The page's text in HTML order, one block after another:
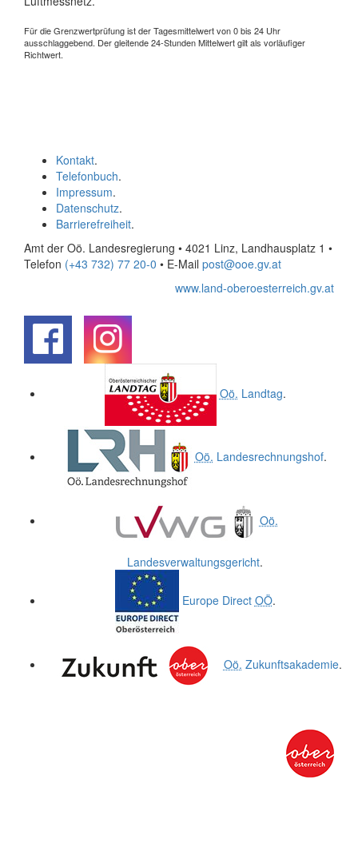
Für die Grenzwertprüfung ist der Tagesmittelwert von 0 bis 24 Uhr
ausschlaggebend. Der gleitende 24-Stunden Mittelwert gilt als vorläufiger
Richtwert.
Kontakt.
Telefonbuch.
Impressum.
Datenschutz.
Barrierefreiheit.
Amt der Oö. Landesregierung • 4021 Linz, Landhausplatz 1 •
Telefon (+43 732) 77 20-0 • E-Mail post@ooe.gv.at
www.land-oberoesterreich.gv.at
Oö. Landtag.
Oö. Landesrechnungshof.
Oö.
Landesverwaltungsgericht.
Europe Direct OÖ.
Oö. Zukunftsakademie.